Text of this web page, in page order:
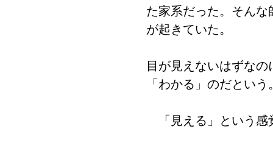
た家系だった。そん
が起きていた。
目が見えないはずな
「わかる」のだという
「見える」という感